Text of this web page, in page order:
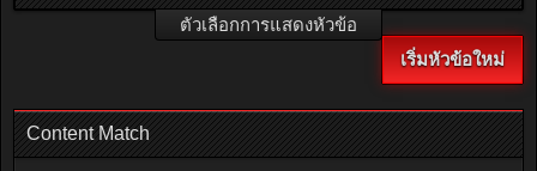
ตัวเลือกการแสดงหัวข้อ
เริ่มหัวข้อใหม่
Content Match